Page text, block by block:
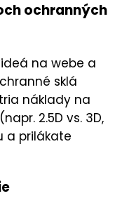
ochranných
na webe a
sklá
náklady na
2.5D vs. 3D,
a prilákate